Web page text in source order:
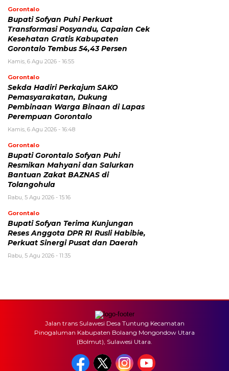
Gorontalo
Bupati Sofyan Puhi Perkuat
Transformasi Posyandu, Capaian Cek
Kesehatan Gratis Kabupaten
Gorontalo Tembus 54,43 Persen
Kamis, 6 Agu 2026 - 16:55
Gorontalo
Sekda Hadiri Perkajum SAKO
Pemasyarakatan, Dukung
Pembinaan Warga Binaan di Lapas
Perempuan Gorontalo
Kamis, 6 Agu 2026 - 16:48
Gorontalo
Bupati Gorontalo Sofyan Puhi
Resmikan Mahyani dan Salurkan
Bantuan Zakat BAZNAS di
Tolangohula
Rabu, 5 Agu 2026 - 15:16
Gorontalo
Bupati Sofyan Terima Kunjungan
Reses Anggota DPR RI Rusli Habibie,
Perkuat Sinergi Pusat dan Daerah
Rabu, 5 Agu 2026 - 11:35
Jalan trans Sulawesi Desa Tuntung Kecamatan
Pinogaluman Kabupaten Bolaang Mongondow Utara
(Bolmut), Sulawesi Utara.